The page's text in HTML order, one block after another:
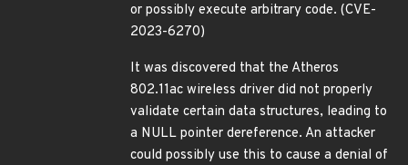
or possibly execute arbitrary code. (CVE-
2023-6270)
It was discovered that the Atheros
802.11ac wireless driver did not properly
validate certain data structures, leading to
a NULL pointer dereference. An attacker
could possibly use this to cause a denial of